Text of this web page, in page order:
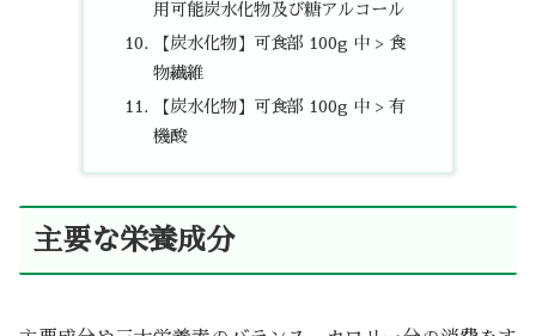
用可能炭水化物及び糖アルコール
【炭水化物】可食部 100g 中 > 食
物繊維
【炭水化物】可食部 100g 中 > 有
機酸
主要な栄養成分